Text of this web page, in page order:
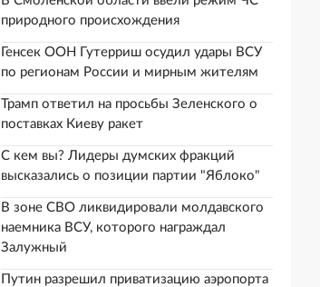
природного происхождения
Генсек ООН Гутерриш осудил удары ВСУ
по регионам России и мирным жителям
Трамп ответил на просьбы Зеленского о
поставках Киеву ракет
С кем вы? Лидеры думских фракций
высказались о позиции партии "Яблоко"
В зоне СВО ликвидировали молдавского
наемника ВСУ, которого награждал
Залужный
Путин разрешил приватизацию аэропорта